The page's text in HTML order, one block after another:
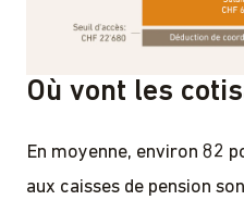
Où vont les
En moyenne, environ 82
aux caisses de pension